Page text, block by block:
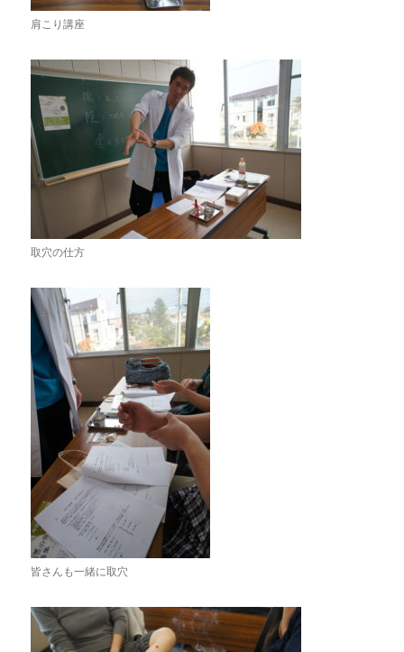
肩こり講座
取穴の仕方
皆さんも一緒に取穴